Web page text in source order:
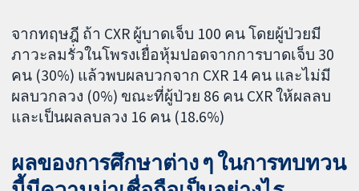
จากทฤษฎี ถ้า CXR ผู้บาดเจ็บ 100 คน โดยผู้ป่วยมี
ภาวะลมรั่วในโพรงเยื่อหุ้มปอดจากการบาดเจ็บ 30
คน (30%) แล้วพบผลบวกจาก CXR 14 คน และไม่มี
ผลบวกลวง (0%) ขณะที่ผู้ป่วย 86 คน CXR ให้ผลลบ
และเป็นผลลบลวง 16 คน (18.6%)
ผลของการศึกษาต่าง ๆ ในการทบทวน